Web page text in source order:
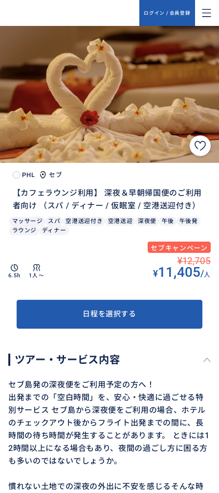
ログイン / 会員登録
PHL セブ
【カフェラウンジ利用】 深夜＆早朝帰国便のご利用
者向け （スパ / ディナー / 仮眠室 / 空港送迎付き）
マッサージ スパ 空港送迎付き 空港送迎 深夜便 午後
午後発
ラウンジ
ディナー
セブキャンペーン
6.5h 1人〜
¥12,705
¥11,405/人
日程を選択する
ツアー・サービス内容
セブ島発の深夜便をご利用予定の方へ！
出発までの「空白時間」を、安心・快適に過ごせる特
別サービス セブ島から深夜便をご利用の場合、ホテル
のチェックアウト後からフライト出発までの間に、長
時間の待ち時間が発生することがあります。 ときには1
2時間以上になる場合もあり、夜間の過ごし方に困る方
も多いのではないでしょうか。
慣れない土地での深夜の外出に不安を感じるそんな時